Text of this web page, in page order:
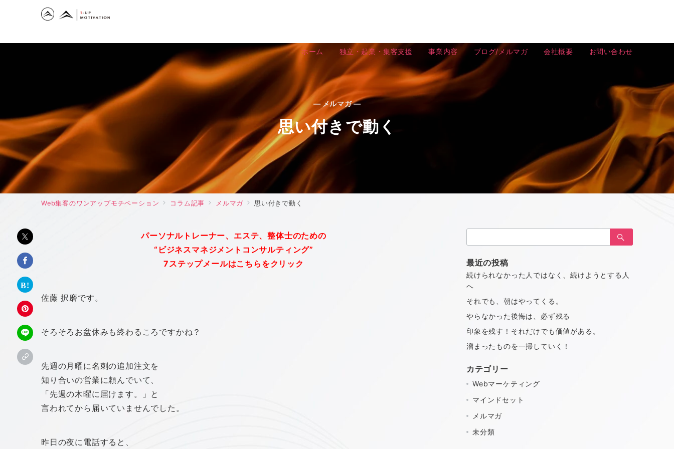
ホーム 独立・起業・集客支援 事業内容 ブログ/メルマガ 会社概要 お問い合わせ
— メルマガ —
思い付きで動く
Web集客のワンアップモチベーション コラム記事 メルマガ 思い付きで動く
パーソナルトレーナー、エステ、整体士のための
“ビジネスマネジメントコンサルティング”
7ステップメールはこちらをクリック
佐藤 択磨です。
そろそろお盆休みも終わるころですかね？
先週の月曜に名刺の追加注文を
知り合いの営業に頼んでいて、
「先週の木曜に届けます。」と
言われてから届いていませんでした。
昨日の夜に電話すると、
索：
最近の投稿
続けられなかった人ではなく、続けようとする人
へ
それでも、朝はやってくる。
やらなかった後悔は、必ず残る
印象を残す！それだけでも価値がある。
溜まったものを一掃していく！
カテゴリー
Webマーケティング
マインドセット
メルマガ
未分類